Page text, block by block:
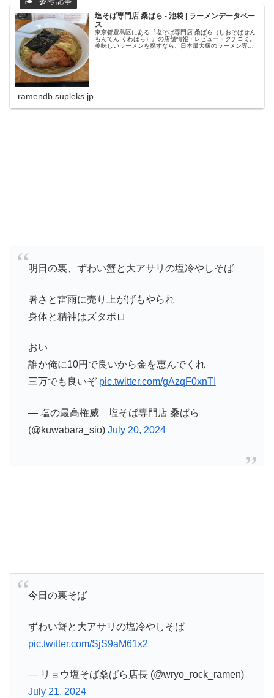
塩そば専門店 桑ばら - 池袋 | ラーメンデータベー
ス
東京都豊島区にある『塩そば専門店 桑ばら（しおそばせん
もんてん くわばら）』の店舗情報・レビュー・クチコミ。
美味しいラーメンを探すなら、日本最大級のラーメン専門
ramendb.supleks.jp
明日の裏、ずわい蟹と大アサリの塩冷やしそば
暑さと雷雨に売り上がげもやられ
身体と精神はズタボロ
おい
誰か俺に10円で良いから金を恵んでくれ
三万でも良いぞ pic.twitter.com/gAzqF0xnTI
— 塩の最高権威 塩そば専門店 桑ばら
(@kuwabara_sio) July 20, 2024
今日の裏そば
ずわい蟹と大アサリの塩冷やしそば
pic.twitter.com/SjS9aM61x2
— リョウ塩そば桑ばら店長 (@wryo_rock_ramen)
July 21, 2024